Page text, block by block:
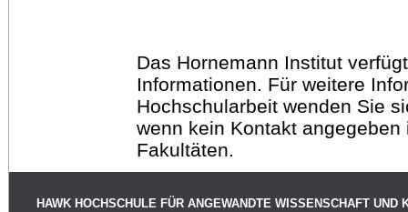
Das Hornemann Institut
Informationen. Für weitere
Hochschularbeit wenden Sie
wenn kein Kontakt
Fakultäten.
HAWK HOCHSCHULE FÜR ANGEWANDTE WISSENSCHAFT UND